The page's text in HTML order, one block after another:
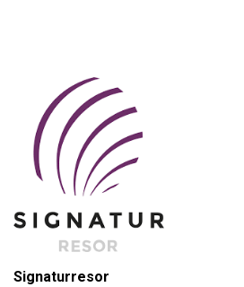
Signaturresor